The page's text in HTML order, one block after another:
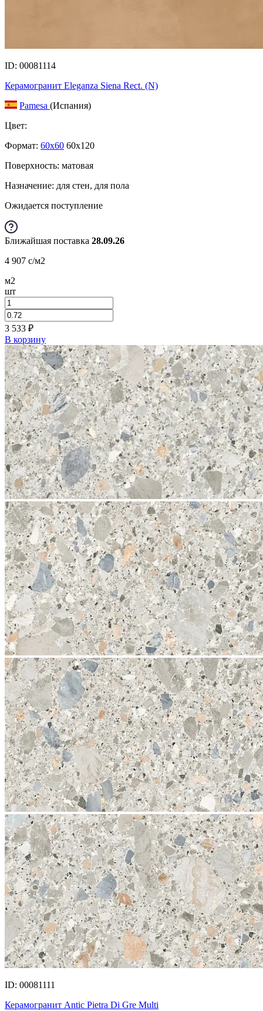
ID: 00081114
Керамогранит Eleganza Siena Rect. (N)
Pamesa (Испания)
Цвет:
Формат: 60x60 60x120
Поверхность: матовая
Назначение: для стен, для пола
Ожидается поступление
Ближайшая поставка 28.09.26
4 907 c/м2
м2
шт
3 533 ₽
В корзину
ID: 00081111
Керамогранит Antic Pietra Di Gre Multi